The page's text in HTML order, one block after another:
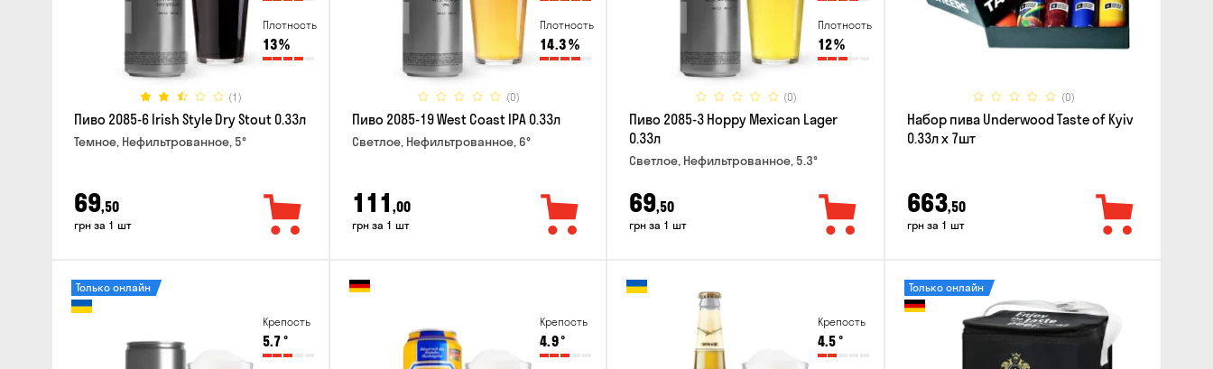
Плотность
13%
(1)
Пиво 2085-6 Irish Style Dry Stout 0.33л
Темное, Нефильтрованное, 5°
69,50
грн за 1 шт
Плотность
14.3%
(0)
Пиво 2085-19 West Coast IPA 0.33л
Светлое, Нефильтрованное, 6°
111 ,00
грн за 1 шт
Плотность
12%
(0)
Пиво 2085-3 Hoppy Mexican Lager
0.33л
Светлое, Нефильтрованное, 5.3°
69,50
грн за 1 шт
(0)
Набор пива Underwood Taste of Kyiv
0.33л x 7шт
663,50
грн за 1 шт
Крепость
5.7°
Только онлайн
Крепость
4.9°
Крепость
4.5°
Только онлайн